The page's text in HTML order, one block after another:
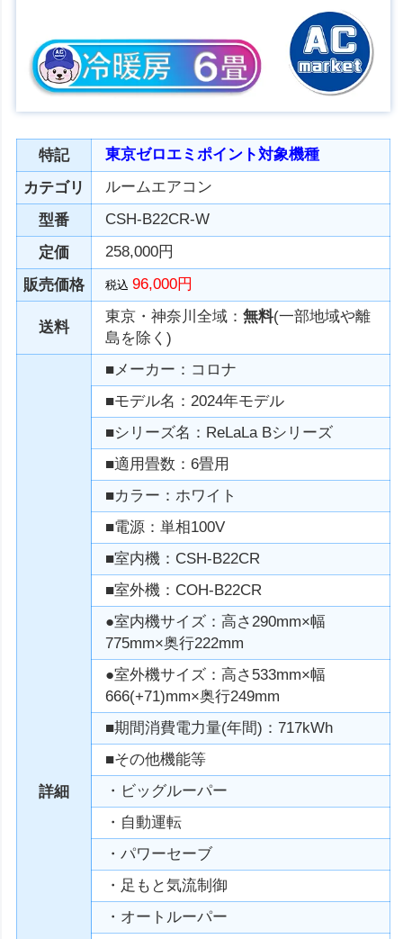
特記
東京ゼロエミポイント対象機種
カテゴリ
ルームエアコン
型番
CSH-B22CR-W
定価
258,000円
販売価格
税込96,000円
送料
東京・神奈川全域：無料(一部地域や離
島を除く)
詳細
■メーカー：コロナ
■モデル名：2024年モデル
■シリーズ名：ReLaLa Bシリーズ
■適用畳数：6畳用
■カラー：ホワイト
■電源：単相100V
■室内機：CSH-B22CR
■室外機：COH-B22CR
●室内機サイズ：高さ290mm×幅
775mm×奥行222mm
●室外機サイズ：高さ533mm×幅
666(+71)mm×奥行249mm
■期間消費電力量(年間)：717kWh
■その他機能等
・ビッグルーパー
・自動運転
・パワーセーブ
・足もと気流制御
・オートルーパー